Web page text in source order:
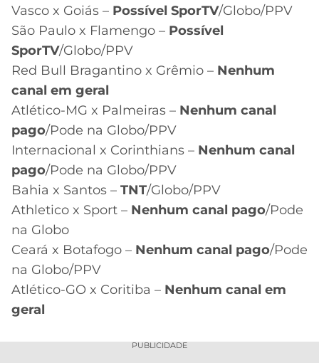
Vasco x Goiás – Possível SporTV/Globo/PPV
São Paulo x Flamengo – Possível
SporTV/Globo/PPV
Red Bull Bragantino x Grêmio – Nenhum
canal em geral
Atlético-MG x Palmeiras – Nenhum canal
pago/Pode na Globo/PPV
Internacional x Corinthians – Nenhum canal
pago/Pode na Globo/PPV
Bahia x Santos – TNT/Globo/PPV
Athletico x Sport – Nenhum canal pago/Pode
na Globo
Ceará x Botafogo – Nenhum canal pago/Pode
na Globo/PPV
Atlético-GO x Coritiba – Nenhum canal em
geral
PUBLICIDADE